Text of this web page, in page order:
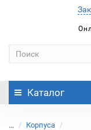
Каталог
... Корпуса